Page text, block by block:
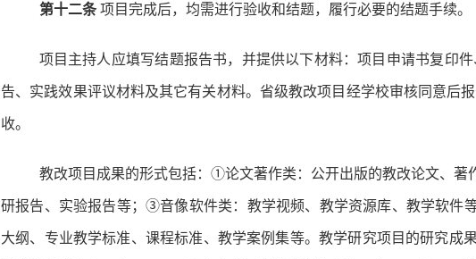
第十二条项目完成后，均需进行验收和结题，履行必要的结题手续。
项目主持人应填写结题报告书，并提供以下材料：项目申请书复印
告、实践效果评议材料及其它有关材料。省级教改项目经学校审核同意后
收。
教改项目成果的形式包括：①论文著作类：公开出版的教改论文、
研报告、实验报告等；③音像软件类：教学视频、教学资源库、教学软件
大纲、专业教学标准、课程标准、教学案例集等。教学研究项目的研究成